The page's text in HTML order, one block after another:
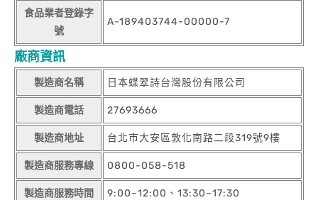
食品業者登錄字
號
A-189403744-00000-7
廠商資訊
製造商名稱 日本蝶翠詩台灣股份有限公司
製造商電話 27693666
製造商地址 台北市大安區敦化南路二段319號9樓
製造商服務專線 0800-058-518
製造商服務時間 9:00~12:00、13:30~17:30